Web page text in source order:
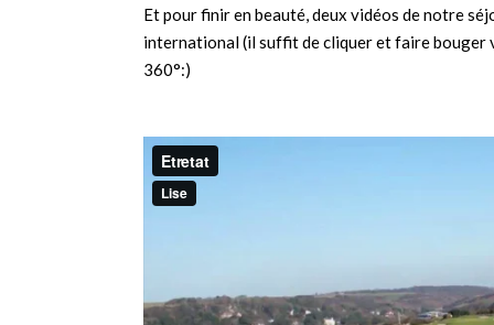
Et pour finir en beauté, deux vidéos de notre
international (il suffit de cliquer et faire bouger
360°:)